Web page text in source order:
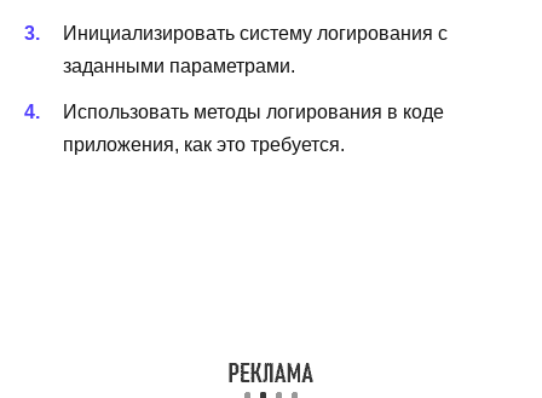
Инициализировать систему логирования с
заданными параметрами.
Использовать методы логирования в коде
приложения, как это требуется.